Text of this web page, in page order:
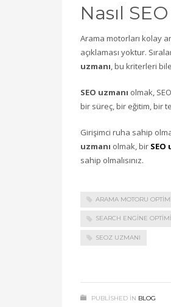
Nasıl
Arama motorları kolay
açıklaması yoktur.
uzmanı, bu kriterleri
SEO uzmanı olmak,
bir süreç, bir eğitim, bir
Girişimci ruha sahip
uzmanı olmak, bir SEO
sahip olmalısınız.
ARAMA MOTORU
SEARCH ENGINE
SEOZ UZMANI
PUBLISHED IN BLOG